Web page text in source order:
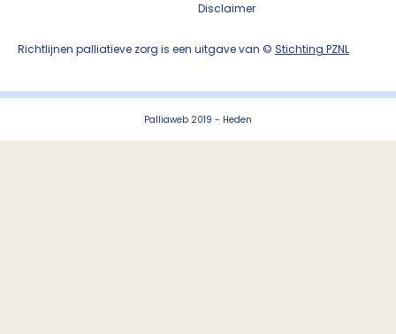
Disclaimer
Richtlijnen palliatieve zorg is een uitgave van © Stichting PZNL
Palliaweb 2019 - Heden